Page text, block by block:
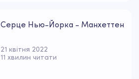
Серце Нью-Йорка - Манхеттен
21 квітня 2022
11 хвилин читати